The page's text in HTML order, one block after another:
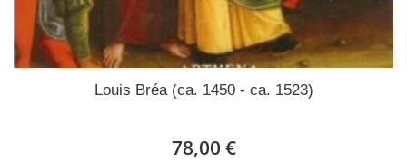
Louis Bréa (ca. 1450 - ca. 1523)
78,00 €